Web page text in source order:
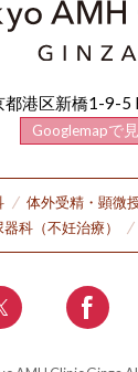
港区新橋1-9-5
Googlemapで
体外受精・顕微
科（不妊治療）